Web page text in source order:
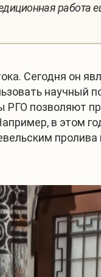
работа
Сегодня он
научный
РГО позволяют
в этом